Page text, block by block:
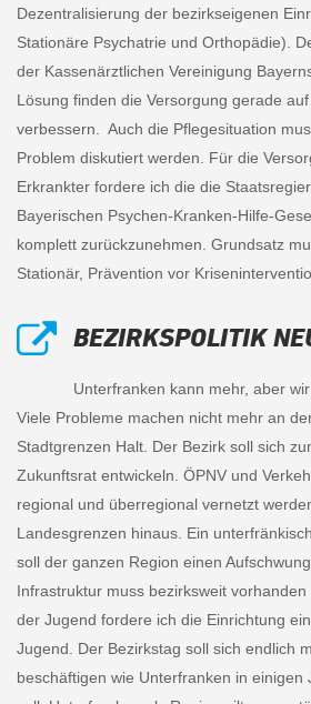
Dezentralisierung der bezirkseigenen
Stationäre Psychatrie und Orthopädie).
der Kassenärztlichen Vereinigung
Lösung finden die Versorgung gerade
verbessern. Auch die Pflegesituation
Problem diskutiert werden. Für die
Erkrankter fordere ich die die
Bayerischen Psychen-Kranken-Hilfe-
komplett zurückzunehmen. Grundsatz
Stationär, Prävention vor
BEZIRKSPOLITIK
Unterfranken kann mehr, aber
Viele Probleme machen nicht mehr an
Stadtgrenzen Halt. Der Bezirk soll sich
Zukunftsrat entwickeln. ÖPNV und
regional und überregional vernetzt
Landesgrenzen hinaus. Ein
soll der ganzen Region einen
Infrastruktur muss bezirksweit
der Jugend fordere ich die Einrichtung
Jugend. Der Bezirkstag soll sich endlich
beschäftigen wie Unterfranken in einigen